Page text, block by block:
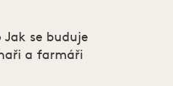
Jak se buduje
a farmáři